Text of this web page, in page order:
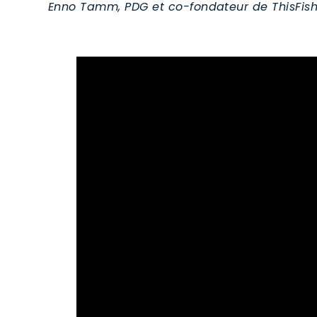
Enno Tamm, PDG et co-fondateur de